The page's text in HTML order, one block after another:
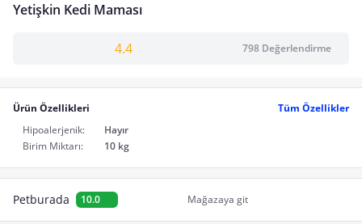
Yetişkin Kedi Maması
4.4 798 Değerlendirme
Ürün Özellikleri
Tüm Özellikler
Hipoalerjenik:
Hayır
Birim Miktarı:
10 kg
Petburada 10.0 Mağazaya git